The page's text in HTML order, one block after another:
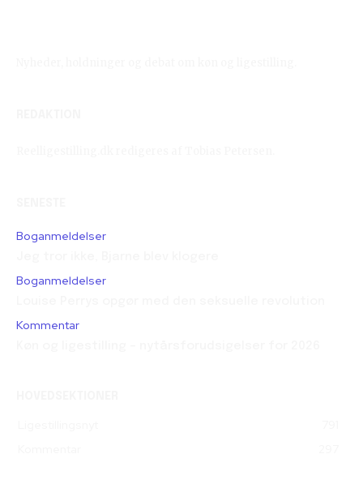
Boganmeldelser
Boganmeldelser
Kommentar